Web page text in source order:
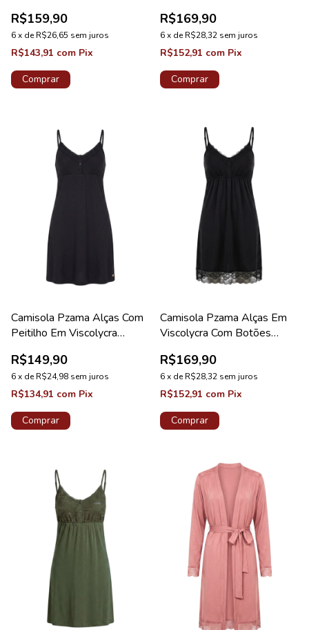
R$159,90
6x deR$26,65 sem juros
R$143,91 com Pix
Comprar
R$169,90
6x deR$28,32 sem juros
R$152,91 com Pix
Comprar
Camisola Pzama Alças Com
Peitilho Em Viscolycra
R$149,90
6x deR$24,98 sem juros
R$134,91 com Pix
Comprar
Camisola Pzama Alças Em
Viscolycra Com Botões
R$169,90
6x deR$28,32 sem juros
R$152,91 com Pix
Comprar